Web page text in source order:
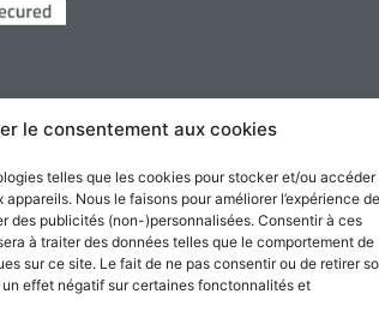
le consentement aux cookies
telles que les cookies pour stocker et/ou accéder
Nous le faisons pour améliorer l’expérience de
des publicités (non-)personnalisées. Consentir à ces
à traiter des données telles que le comportement de
sur ce site. Le fait de ne pas consentir ou de retirer
effet négatif sur certaines fonctonnalités et
2010 - 2026 ©